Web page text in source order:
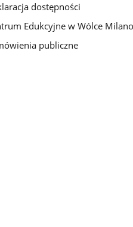
dostępności
Edukcyjne w Wólce
publiczne